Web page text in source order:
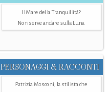
Il Mare della Tranquillità?
Non serve andare sulla Luna
PERSONAGGI & RACCONTI
Patrizia Mosconi, la stilista che